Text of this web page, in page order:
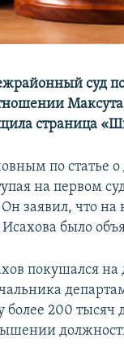
суд
страница
по статье
на первом
заявил, что на
было
покушался
200 тысяч